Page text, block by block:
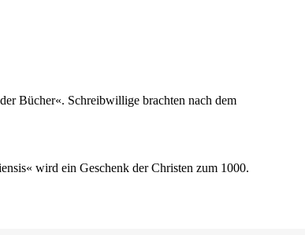
Bücher«. Schreibwillige brachten nach dem
wird ein Geschenk der Christen zum 1000.